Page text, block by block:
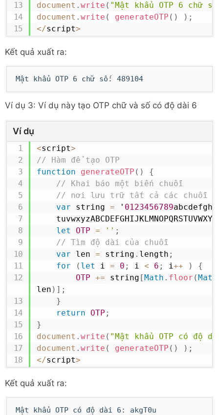
document . write ( "Mật khẩu OTP 6 chữ
document . write ( generateOTP ( ) ) ;
</script>
Kết quả xuất ra:
Mật khẩu OTP 6 chữ số: 489104
Ví dụ 3: Ví dụ này tạo OTP chữ và số có độ dài 6
Ví dụ
<script>
// Hàm để tạo OTP
function
generateOTP ( )
{
// Khai báo một biến chuỗi
// nơi lưu trữ tất cả các chuỗi
var string = ' 0123456789
let
OTP = '' ;
// Tìm độ dài của chuỗi
var len = string . length ;
for
( let i = 0 ; i < 6 ; i++ )
{
OTP += string [Math . floor (Math
len ) ] ;
}
return
OTP ;
}
document . write ( "Mật khẩu OTP có độ
document . write ( generateOTP ( ) ) ;
</script>
Kết quả xuất ra:
Mật khẩu OTP có độ dài 6: akgT0u